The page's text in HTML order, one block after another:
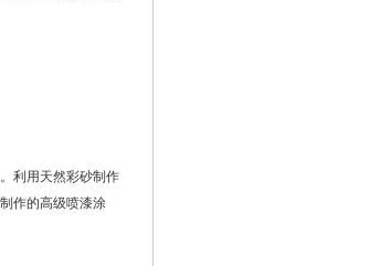
利用天然彩砂制作
作的高级喷漆涂